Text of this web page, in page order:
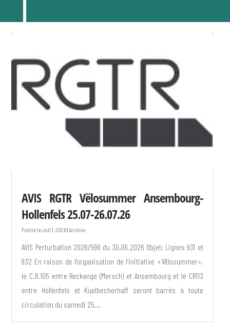
AVIS RGTR Vëlosummer Ansembourg-
Hollenfels 25.07-26.07.26
Juil 1, 2026| Archive
AVIS Perturbation 2026/596 du 30.06.2026 Objet: Lignes 931 et
932 En raison de l’organisation de l’initiative «Vëlosummer»,
le C.R.105 entre Reckange (Mersch) et Ansembourg et le CR113
entre Hollenfels et Kuelbecherhaff seront barrés à toute
circulation du samedi 25...